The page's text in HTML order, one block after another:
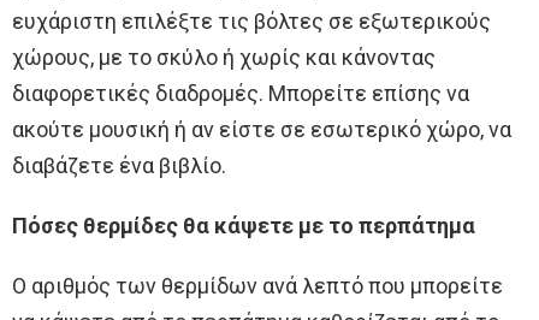
ευχάριστη επιλέξτε τις βόλτες σε εξωτερικούς
χώρους, με το σκύλο ή χωρίς και κάνοντας
διαφορετικές διαδρομές. Μπορείτε επίσης να
ακούτε μουσική ή αν είστε σε εσωτερικό χώρο, να
διαβάζετε ένα βιβλίο.
Πόσες θερμίδες θα κάψετε με το περπάτημα
Ο αριθμός των θερμίδων ανά λεπτό που μπορείτε